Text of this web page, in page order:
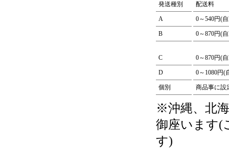
発送種別 配送料
A 0～540円(
B 0～870円(
C 0～870円(
D 0～1080円(
個別 商品事に設
※沖縄、北
御座います(
す)